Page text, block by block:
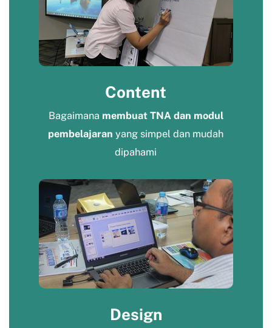
Content
Bagaimana membuat TNA dan modul
pembelajaran yang simpel dan mudah
dipahami
Design